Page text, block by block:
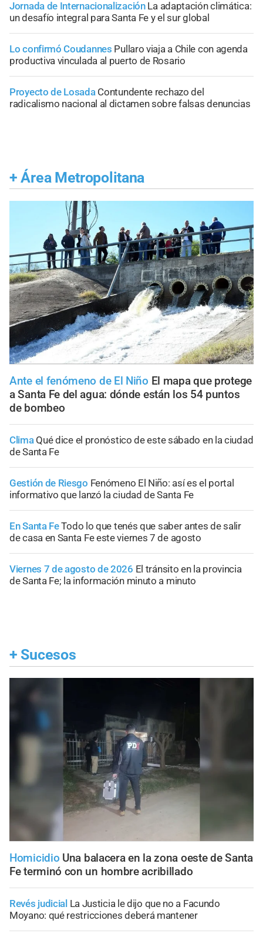
Jornada de Internacionalización La adaptación climática:
un desafío integral para Santa Fe y el sur global
Lo confirmó Coudannes Pullaro viaja a Chile con agenda
productiva vinculada al puerto de Rosario
Proyecto de Losada Contundente rechazo del
radicalismo nacional al dictamen sobre falsas denuncias
+ Área Metropolitana
Ante el fenómeno de El Niño El mapa que protege
a Santa Fe del agua: dónde están los 54 puntos
de bombeo
Clima Qué dice el pronóstico de este sábado en la ciudad
de Santa Fe
Gestión de Riesgo Fenómeno El Niño: así es el portal
informativo que lanzó la ciudad de Santa Fe
En Santa FeTodo lo que tenés que saber antes de salir
de casa en Santa Fe este viernes 7 de agosto
Viernes 7 de agosto de 2026 El tránsito en la provincia
de Santa Fe; la información minuto a minuto
+ Sucesos
Homicidio Una balacera en la zona oeste de Santa
Fe terminó con un hombre acribillado
Revés judicial La Justicia le dijo que no a Facundo
Moyano: qué restricciones deberá mantener